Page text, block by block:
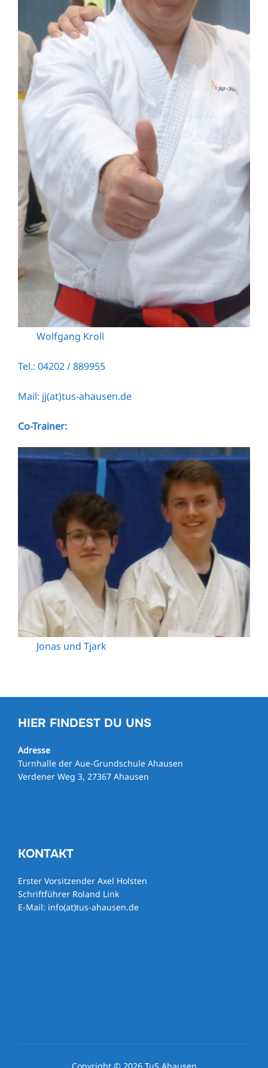
Wolfgang Kroll
Tel.: 04202 / 889955
Mail: jj(at)tus-ahausen.de
Co-Trainer:
Jonas und Tjark
HIER FINDEST DU UNS
Adresse
Turnhalle der Aue-Grundschule Ahausen
Verdener Weg 3, 27367 Ahausen
KONTAKT
Erster Vorsitzender Axel Holsten
Schriftführer Roland Link
E-Mail: info(at)tus-ahausen.de